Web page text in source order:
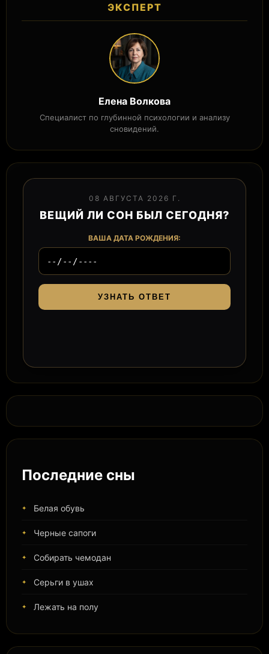
ЭКСПЕРТ
Елена Волкова
Специалист по глубинной психологии и анализу
сновидений.
08 АВГУСТА 2026 Г.
ВЕЩИЙ ЛИ СОН БЫЛ СЕГОДНЯ?
ВАША ДАТА РОЖДЕНИЯ:
УЗНАТЬ ОТВЕТ
Последние сны
Белая обувь
Черные сапоги
Собирать чемодан
Серьги в ушах
Лежать на полу